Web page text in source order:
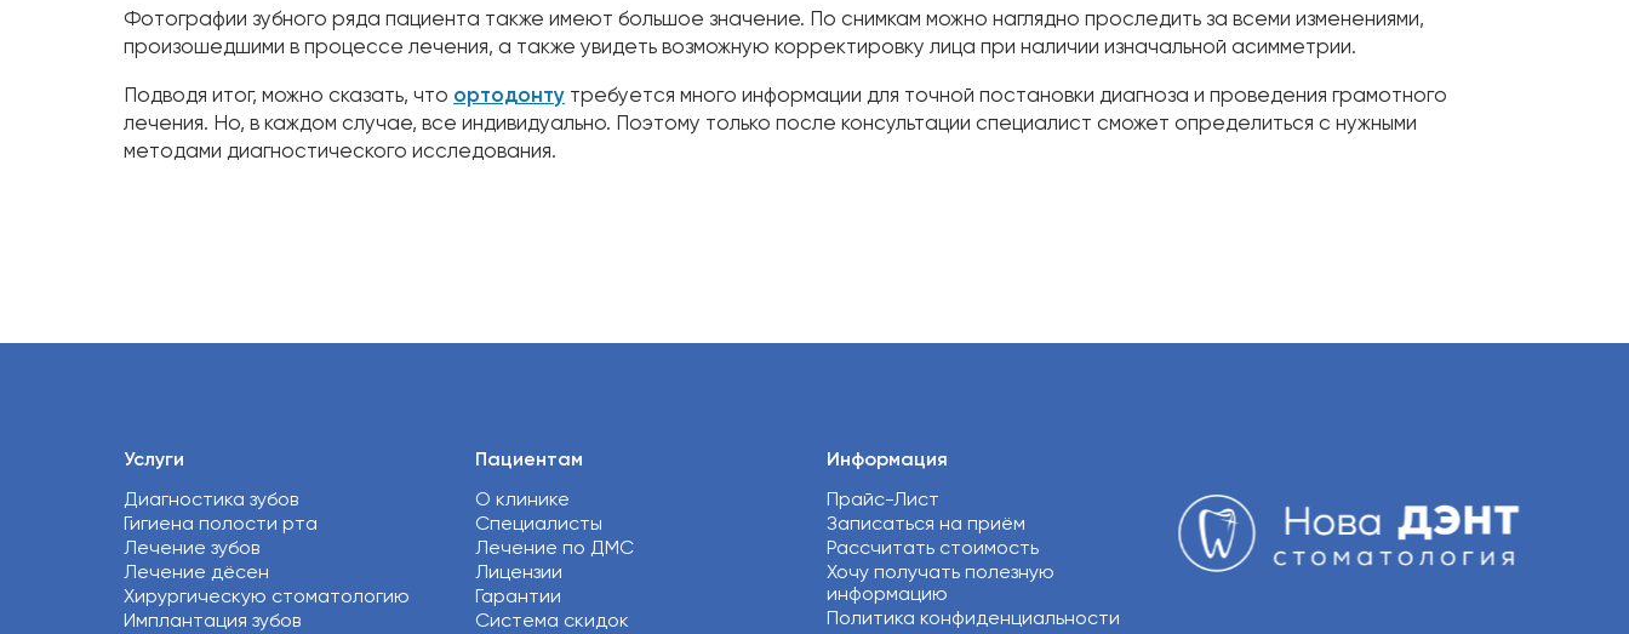
Фотографии зубного ряда пациента также имеют большое значение. По снимкам можно наглядно проследить за всеми изменениями,
произошедшими в процессе лечения, а также увидеть возможную корректировку лица при наличии изначальной асимметрии.
Подводя итог, можно сказать, что ортодонту требуется много информации для точной постановки диагноза и проведения грамотного
лечения. Но, в каждом случае, все индивидуально. Поэтому только после консультации специалист сможет определиться с нужными
методами диагностического исследования.
Услуги
Диагностика зубов
Гигиена полости рта
Лечение зубов
Лечение дёсен
Хирургическую стоматологию
Имплантация зубов
Пациентам
О клинике
Специалисты
Лечение по ДМС
Лицензии
Гарантии
Система скидок
Информация
Прайс-Лист
Записаться на приём
Рассчитать стоимость
Хочу получать полезную
информацию
Политика конфиденциальности